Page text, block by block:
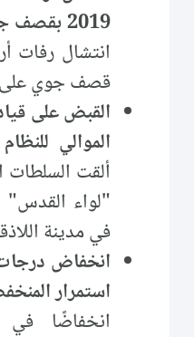
2019 بقصف جوي على ريف حماة
انتشال رفات
قصف جوي على
القبض على
الموالي
ألقت
"لواء القدس"
في مدينة
انخفاض
استمرار
انخفاضًا